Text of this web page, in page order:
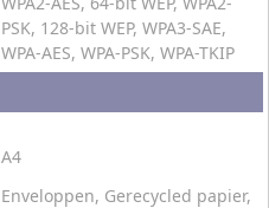
PSK, 128-bit WEP, WPA3-SAE,
WPA-AES, WPA-PSK, WPA-TKIP
A4
Enveloppen, Gerecycled papier,